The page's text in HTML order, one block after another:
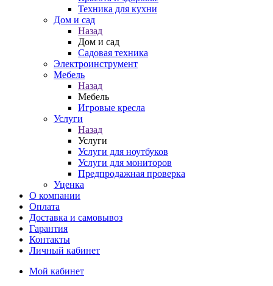
Техника для кухни
Дом и сад
Назад
Дом и сад
Садовая техника
Электроинструмент
Мебель
Назад
Мебель
Игровые кресла
Услуги
Назад
Услуги
Услуги для ноутбуков
Услуги для мониторов
Предпродажная проверка
Уценка
О компании
Оплата
Доставка и самовывоз
Гарантия
Контакты
Личный кабинет
Мой кабинет